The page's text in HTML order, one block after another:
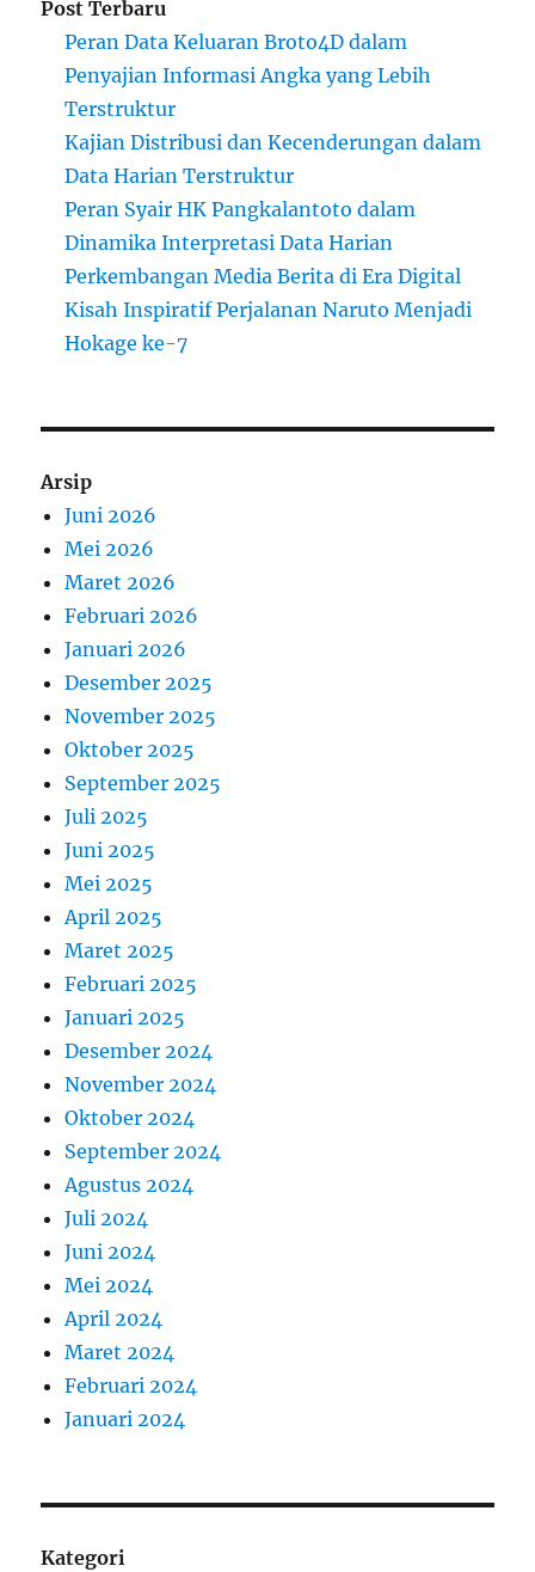
Post Terbaru
Peran Data Keluaran Broto4D dalam
Penyajian Informasi Angka yang Lebih
Terstruktur
Kajian Distribusi dan Kecenderungan dalam
Data Harian Terstruktur
Peran Syair HK Pangkalantoto dalam
Dinamika Interpretasi Data Harian
Perkembangan Media Berita di Era Digital
Kisah Inspiratif Perjalanan Naruto Menjadi
Hokage ke-7
Arsip
Juni 2026
Mei 2026
Maret 2026
Februari 2026
Januari 2026
Desember 2025
November 2025
Oktober 2025
September 2025
Juli 2025
Juni 2025
Mei 2025
April 2025
Maret 2025
Februari 2025
Januari 2025
Desember 2024
November 2024
Oktober 2024
September 2024
Agustus 2024
Juli 2024
Juni 2024
Mei 2024
April 2024
Maret 2024
Februari 2024
Januari 2024
Kategori